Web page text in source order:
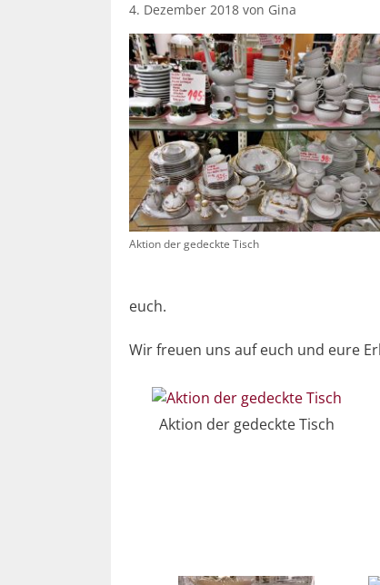
4. Dezember 2018 von Gina
Aktion der gedeckte Tisch
euch.
Wir freuen uns auf euch und eure
Aktion der gedeckte Tisch